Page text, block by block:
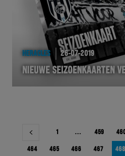
HERACLES 26-07-2019
NIEUWE SEIZOENKAARTEN
Berichtnavigatie
1 … 459
464 465 466 467 468